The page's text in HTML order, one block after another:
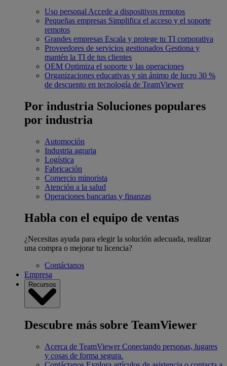
Uso personal Accede a dispositivos remotos
Pequeñas empresas Simplifica el acceso y el soporte
remotos
Grandes empresas Escala y protege tu TI corporativa
Proveedores de servicios gestionados Gestiona y
mantén la TI de tus clientes
OEM Optimiza el soporte y las operaciones
Organizaciones educativas y sin ánimo de lucro 30 %
de descuento en tecnología de TeamViewer
Por industria Soluciones populares
por industria
Automoción
Industria agraria
Logística
Fabricación
Comercio minorista
Atención a la salud
Operaciones bancarias y finanzas
Habla con el equipo de ventas
¿Necesitas ayuda para elegir la solución adecuada, realizar
una compra o mejorar tu licencia?
Contáctanos
Empresa
Recursos
Descubre más sobre TeamViewer
Acerca de TeamViewer Conectando personas, lugares
y cosas de forma segura.